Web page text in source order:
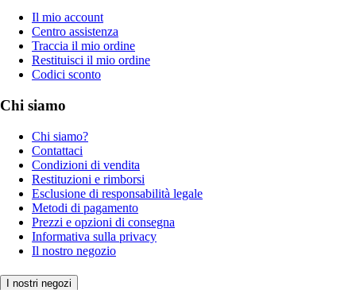
Il mio account
Centro assistenza
Traccia il mio ordine
Restituisci il mio ordine
Codici sconto
Chi siamo
Chi siamo?
Contattaci
Condizioni di vendita
Restituzioni e rimborsi
Esclusione di responsabilità legale
Metodi di pagamento
Prezzi e opzioni di consegna
Informativa sulla privacy
Il nostro negozio
I nostri negozi